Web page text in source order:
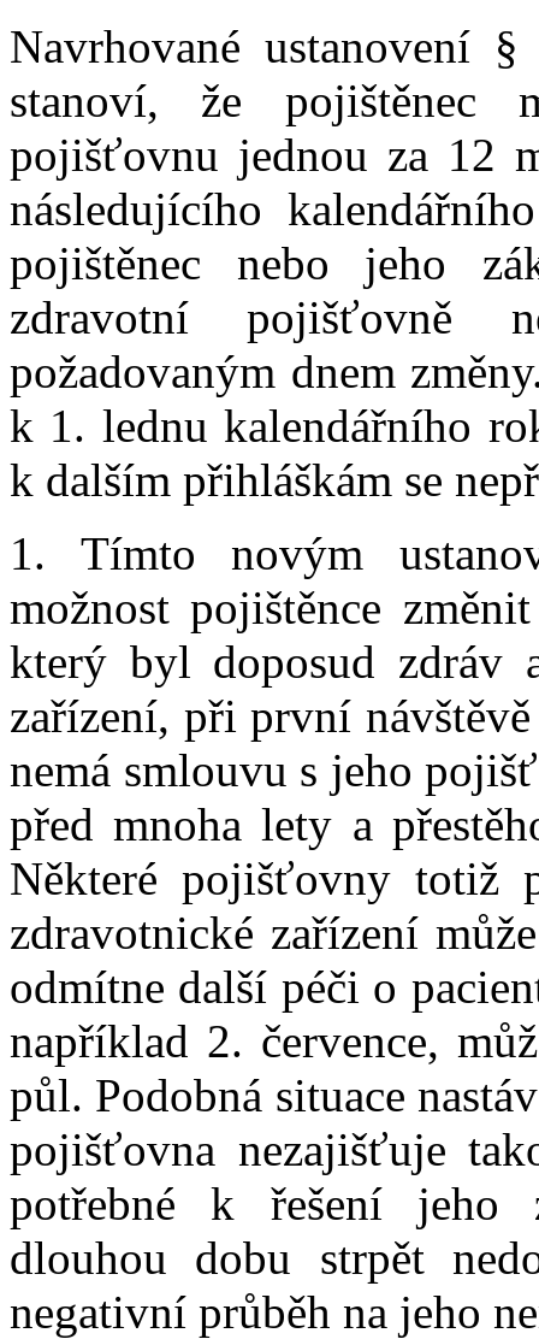
Navrhované ustanovení
stanoví, že pojištěnec
pojišťovnu jednou za 12
následujícího
pojištěnec nebo jeho
zdravotní pojišťovně
požadovaným dnem
k 1. lednu kalendářního
k dalším přihláškám se
1. Tímto novým
možnost pojištěnce
který byl doposud zdráv
zařízení, při první
nemá smlouvu s jeho
před mnoha lety a
Některé pojišťovny totiž
zdravotnické zařízení
odmítne další péči o
například 2. července,
půl. Podobná situace
pojišťovna nezajišťuje
potřebné k řešení jeho
dlouhou dobu strpět
negativní průběh na jeho